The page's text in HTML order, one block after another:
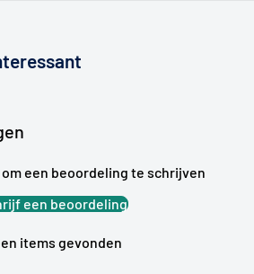
een beoordeling te schrijven
een beoordeling
items gevonden